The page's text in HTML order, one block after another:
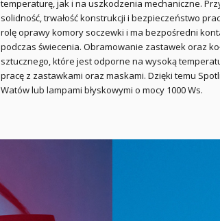
temperaturę, jak i na uszkodzenia mechaniczne.
solidność, trwałość konstrukcji i bezpieczeństwo
rolę oprawy komory soczewki i ma bezpośredni
podczas świecenia. Obramowanie zastawek oraz
sztucznego, które jest odporne na wysoką
pracę z zastawkami oraz maskami. Dzięki temu
Watów lub lampami błyskowymi o mocy 1000 Ws.